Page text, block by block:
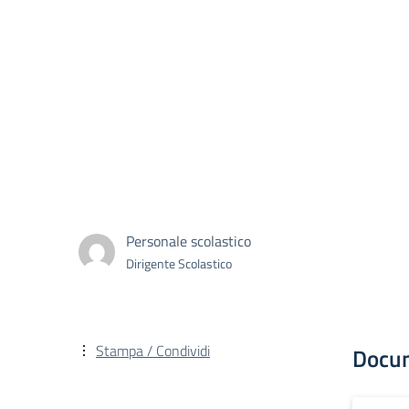
Personale scolastico
Dirigente Scolastico
Stampa / Condividi